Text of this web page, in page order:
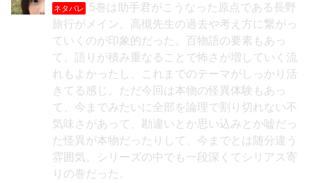
ネタバレ
5巻は助手君がこうなった原点である長野
旅行がメイン。高槻先生の過去や考え方に繋がっ
ていくのが印象的だった。百物語の要素もあっ
て、語りが積み重なることで怖さが増していく流
れもよかったし、これまでのテーマがしっかり活
きてる感じ。ただ今回は本物の怪異体験もあっ
て、今までみたいに全部を論理で割り切れない不
気味さがあって、勘違いとか思い込みとか嘘だっ
た怪異が本物だったりして、今までとは随分違う
雰囲気。シリーズの中でも一段深くてシリアス寄
りの巻だった。